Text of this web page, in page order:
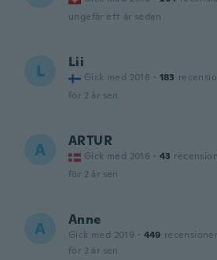
ungefär ett år sedan
L Lii
Gick med 2018 · 183
för 2 år sen
A ARTUR
Gick med 2016 · 43
för 2 år sen
A Anne
Gick med 2019 · 449 recensioner
för 2 år sen